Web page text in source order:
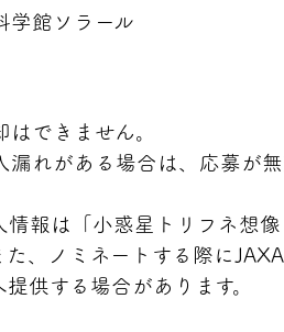
学館ソラール
はできません。
漏れがある場合は、応募が
情報は「小惑星トリフネ想
た、ノミネートする際に
供する場合があります。